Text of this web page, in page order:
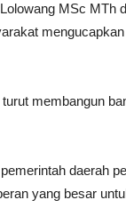
MSc MTh
membangun
daerah
yang besar